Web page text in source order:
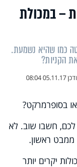
– במכולת
כמו שהיא נשמעת.
הקניות?
05.11.17 08:04
בסופרמרקט?
חשבו שוב. לא
ראשון.
יקרים יותר